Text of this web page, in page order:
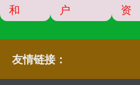
和
户
资
友情链接：